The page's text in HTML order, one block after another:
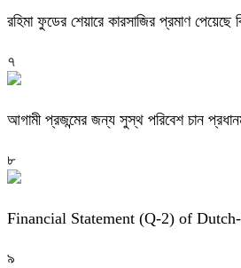
রহিমা ফুডের শেয়ারে কারসাজির প্রমাণ পেয়েছে
৭
আগামী প্রজন্মের জন্য সুস্থ পরিবেশ চান
৮
Financial Statement (Q-2) of
৯